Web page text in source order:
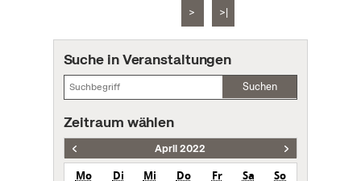
> >|
Suche in Veranstaltungen
Suchen
Zeitraum wählen
April 2022
Mo Di Mi Do Fr Sa
So